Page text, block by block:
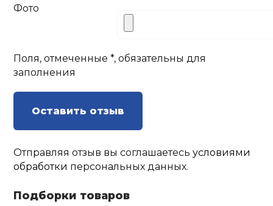
Фото
Поля, отмеченные *, обязательны для
заполнения
Оставить отзыв
Отправляя отзыв вы соглашаетесьусловиями
обработки персональных данных.
Подборки товаров